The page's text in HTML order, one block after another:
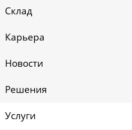
Склад
Карьера
Новости
Решения
Услуги